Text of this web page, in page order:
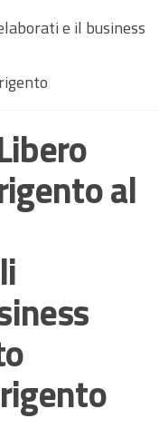
e il business
al